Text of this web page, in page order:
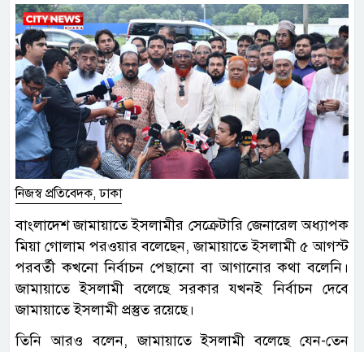
নিজস্ব প্রতিবেদক, ঢাকা
বাংলাদেশ জামায়াতে ইসলামীর সেক্রেটারি জেনারেল অধ্যাপক
মিয়া গোলাম পরওয়ার বলেছেন, জামায়াতে ইসলামী ৫ আগস্ট
পরবর্তী কখনো নির্বাচন পেছানো বা আগানোর কথা বলেনি।
জামায়াতে ইসলামী বলেছে সরকার যখনই নির্বাচন দেবে
জামায়াতে ইসলামী প্রস্তুত রয়েছে।
তিনি আরও বলেন, জামায়াতে ইসলামী বলেছে যেন-তেন